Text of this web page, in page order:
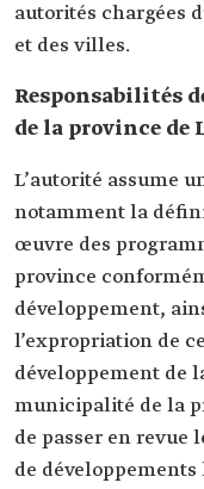
autorités chargées
et des villes.
Responsabilités
de la province de
L’autorité assume
notamment la
œuvre des
province
développement,
l’expropriation de
développement de
municipalité de la
de passer en revue
de développements